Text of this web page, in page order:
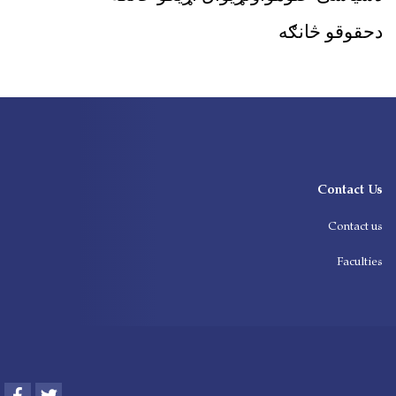
دحقوقو څانګه
Contact Us
Contact us
Faculties